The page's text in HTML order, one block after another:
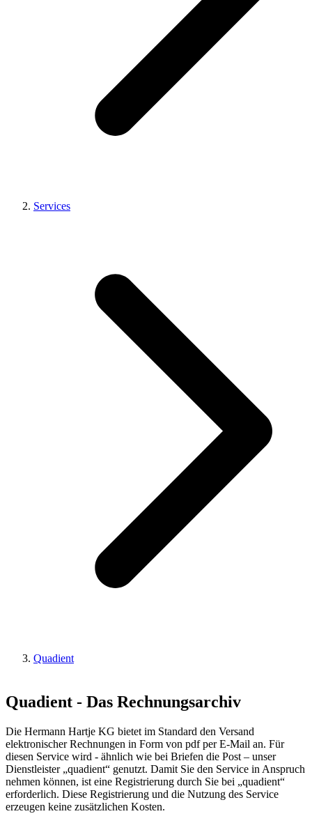
Services
Quadient
Quadient - Das Rechnungsarchiv
Die Hermann Hartje KG bietet im Standard den Versand
elektronischer Rechnungen in Form von pdf per E-Mail an. Für
diesen Service wird - ähnlich wie bei Briefen die Post – unser
Dienstleister „quadient“ genutzt. Damit Sie den Service in Anspruch
nehmen können, ist eine Registrierung durch Sie bei „quadient“
erforderlich. Diese Registrierung und die Nutzung des Service
erzeugen keine zusätzlichen Kosten.